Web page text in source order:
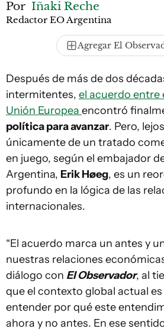
Por Iñaki Reche
Redactor EO Argentina
Agregar El
Después de más de dos
intermitentes, el acuerdo entre
Unión Europea encontró
política para avanzar. Pero,
únicamente de un tratado
en juego, según el embajador
Argentina, Erik Høeg, es un
profundo en la lógica de las
internacionales.
“El acuerdo marca un antes y
nuestras relaciones
diálogo con El Observador, al
que el contexto global actual
entender por qué este
ahora y no antes. En ese